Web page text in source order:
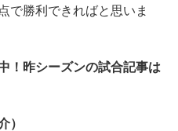
で勝利できればと思いま
！昨シーズンの試合記事は
）